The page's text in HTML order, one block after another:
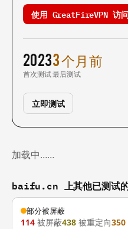
使用 GreatFireVPN
2023
首次测试
3 个月前
最后测试
立即测试
加载中……
baifu.cn 上其他已测试
部分被屏蔽
114 被屏蔽438 被重定向350